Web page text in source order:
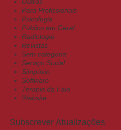
Para Profissionais
Psicologia
Público em Geral
Radiologia
Revistas
Sem categoria
Serviço Social
Simpósio
Software
Terapia da Fala
Website
Subscrever Atualizações